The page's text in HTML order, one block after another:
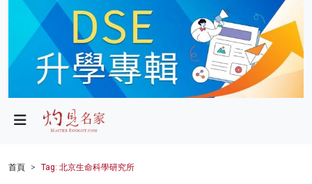
政局
財經
首頁 Tag: 北京生命科學研究所